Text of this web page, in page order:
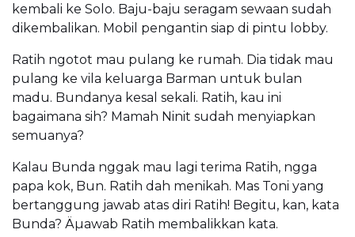
kembali ke Solo. Baju-baju seragam sewaan sudah
dikembalikan. Mobil pengantin siap di pintu lobby.
Ratih ngotot mau pulang ke rumah. Dia tidak mau
pulang ke vila keluarga Barman untuk bulan
madu. Bundanya kesal sekali. Ratih, kau ini
bagaimana sih? Mamah Ninit sudah menyiapkan
semuanya?
Kalau Bunda nggak mau lagi terima Ratih, ngga
papa kok, Bun. Ratih dah menikah. Mas Toni yang
bertanggung jawab atas diri Ratih! Begitu, kan, kata
Bunda? Äµawab Ratih membalikkan kata.